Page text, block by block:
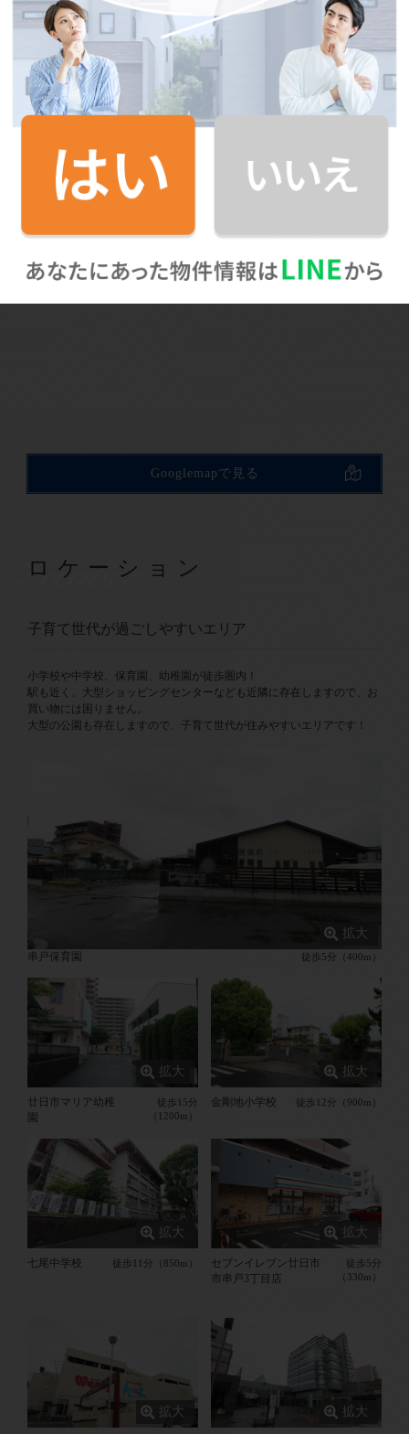
Googlemapで見る
広島電鉄宮島線
「宮内駅」
Googlemapで見る
ロケーション
串戸保育園 徒歩5分（400m）
子育て世代が過ごしやすいエリア
小学校や中学校、保育園、幼稚園が徒歩圏内！
駅も近く、大型ショッピングセンターなども近隣に存在しますので、お
買い物には困りません。
大型の公園も存在しますので、子育て世代が住みやすいエリアです！
廿日市マリア幼稚
園
徒歩15分
（1200m）
金剛地小学校 徒歩12分（900m）
七尾中学校 徒歩11分（850m）
セブンイレブン廿日市
市串戸3丁目店
徒歩5分
（330m）
七尾中学校
七尾中学校